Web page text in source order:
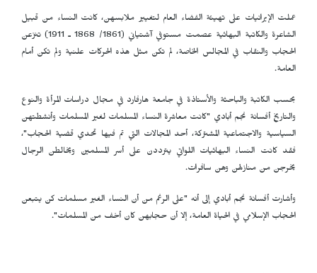
عملت الإيرانيات على تهيئة الفضاء العام لتغيير ملابسهن، كانت النساء من قبيل
الشاعرة والكاتبة البهائية عصمت مستوفي آشتياني (1861/ 1868 ـ 1911) تنزعن
الحجاب والنقاب في المجالس الخاصة، لم تكن مثل هذه الحركات علنية ولم تكن أمام
العامة.
بحسب الكاتبة والباحثة والأستاذة في جامعة هارفارد في مجال دراسات المرأة والنوع
والتاريخ أفسانة نجم أبادي "كانت معاشرة النساء المسلمات لغير المسلمات وأنشطتهن
السياسية والاجتماعية المشتركة، أحد المجالات التي تم فيها تحدي قضية الحجاب"،
فقد كانت النساء البهائيات اللواتي يترددن على أسر المسلمين ويخالطن الرجال
يخرجن من منازلهن وهن سافرات.
وأشارت أفسانة نجم أبادي إلى أنه "على الرغم من أن النساء الغير مسلمات كن يتبعن
الحجاب الإسلامي في الحياة العامة، إلا أن حجابهن كان أخف من المسلمات".